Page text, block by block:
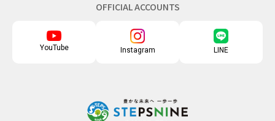
OFFICIAL ACCOUNTS
YouTube Instagram LINE